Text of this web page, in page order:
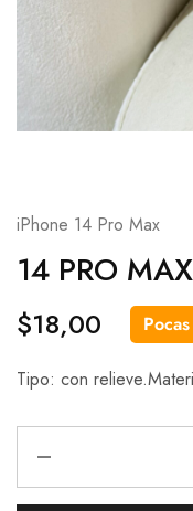
iPhone 14 Pro Max
14 PRO MAX
$18,00
Tipo: con